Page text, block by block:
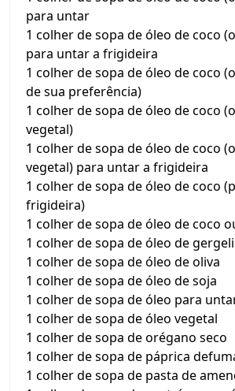
para untar
1 colher de sopa de óleo de coco
para untar a frigideira
1 colher de sopa de óleo de coco
de sua preferência)
1 colher de sopa de óleo de coco
vegetal)
1 colher de sopa de óleo de coco
vegetal) para untar a frigideira
1 colher de sopa de óleo de coco
frigideira)
1 colher de sopa de óleo de coco
1 colher de sopa de óleo de
1 colher de sopa de óleo de oliva
1 colher de sopa de óleo de soja
1 colher de sopa de óleo para
1 colher de sopa de óleo vegetal
1 colher de sopa de orégano seco
1 colher de sopa de páprica
1 colher de sopa de pasta de